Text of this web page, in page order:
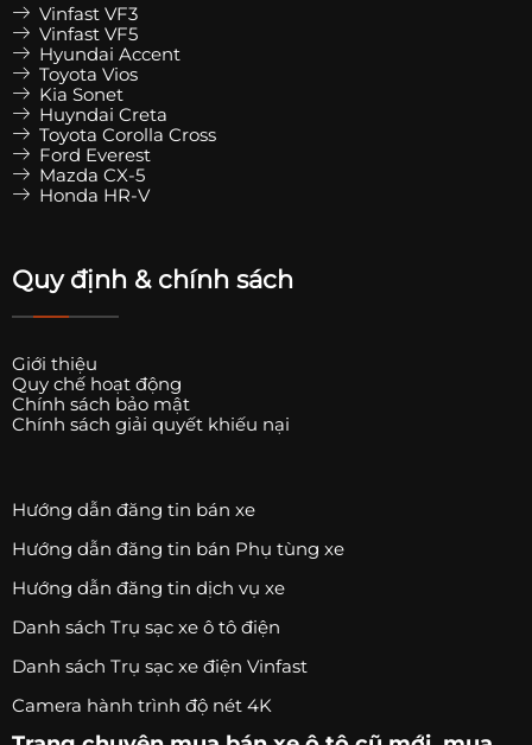
Vinfast VF3
Vinfast VF5
Hyundai Accent
Toyota Vios
Kia Sonet
Huyndai Creta
Toyota Corolla Cross
Ford Everest
Mazda CX-5
Honda HR-V
Quy định & chính sách
Giới thiệu
Quy chế hoạt động
Chính sách bảo mật
Chính sách giải quyết khiếu nại
Hướng dẫn đăng tin bán xe
Hướng dẫn đăng tin bán Phụ tùng xe
Hướng dẫn đăng tin dịch vụ xe
Danh sách Trụ sạc xe ô tô điện
Danh sách Trụ sạc xe điện Vinfast
Camera hành trình độ nét 4K